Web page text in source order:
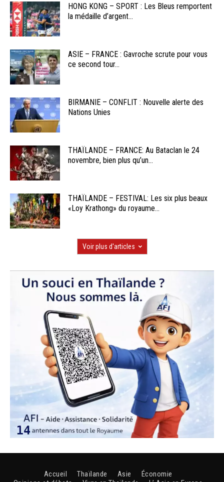
HONG KONG – SPORT : Les Bleus remportent
la médaille d’argent...
ASIE – FRANCE : Gavroche scrute pour vous
ce second tour...
BIRMANIE – CONFLIT : Nouvelle alerte des
Nations Unies
THAÏLANDE – FRANCE: Au Bataclan le 24
novembre, bien plus qu’un...
THAÏLANDE – FESTIVAL: Les six plus beaux
«Loy Krathong» du royaume...
Voir plus d'articles
Accueil Thaïlande Asie
Économie